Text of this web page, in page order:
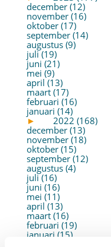
december (12)
november (16)
oktober (17)
september (14)
augustus (9)
juli (19)
juni (21)
mei (9)
april (13)
maart (17)
februari (16)
januari (14)
►
2022 (168)
december (13)
november (18)
oktober (15)
september (12)
augustus (4)
juli (16)
juni (16)
mei (11)
april (13)
maart (16)
februari (19)
januari (15)